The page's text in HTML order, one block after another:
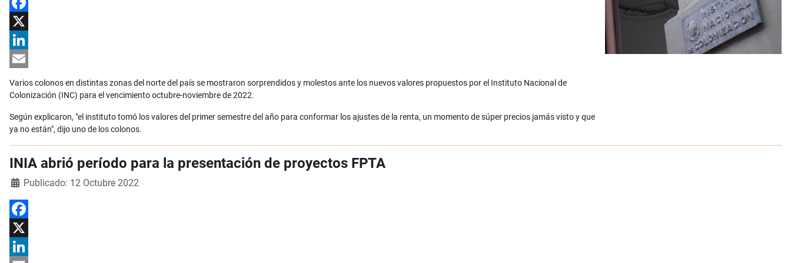
Facebook
X
LinkedIn
Email
Varios colonos en distintas zonas del norte del país se mostraron sorprendidos y molestos ante los nuevos valores propuestos por el Instituto Nacional de
Colonización (INC) para el vencimiento octubre-noviembre de 2022.
Según explicaron, "el instituto tomó los valores del primer semestre del año para conformar los ajustes de la renta, un momento de súper precios jamás visto y que
ya no están", dijo uno de los colonos.
INIA abrió período para la presentación de proyectos FPTA
DetallesPublicado: 12 Octubre 2022
Facebook
X